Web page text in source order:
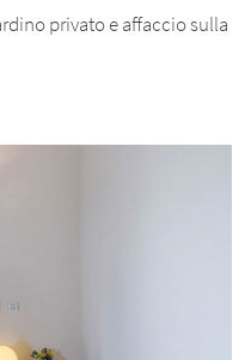
privato e affaccio sulla